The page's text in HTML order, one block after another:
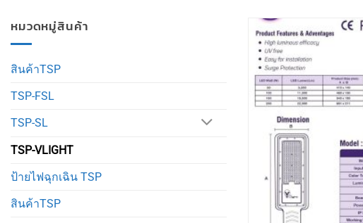
หมวดหมู่สินค้า
สินค้าTSP
TSP-FSL
TSP-SL
TSP-VLIGHT
ป้ายไฟฉุกเฉิน TSP
สินค้าTSP